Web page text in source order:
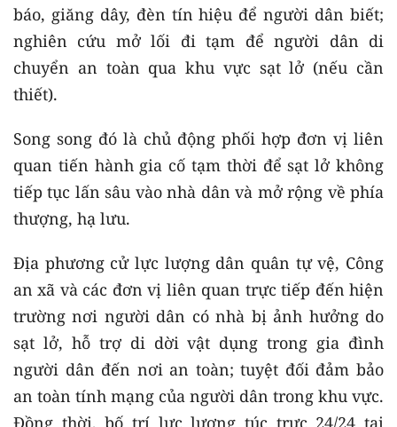
báo, giăng dây, đèn tín hiệu để người dân biết;
nghiên cứu mở lối đi tạm để người dân di
chuyển an toàn qua khu vực sạt lở (nếu cần
thiết).
Song song đó là chủ động phối hợp đơn vị liên
quan tiến hành gia cố tạm thời để sạt lở không
tiếp tục lấn sâu vào nhà dân và mở rộng về phía
thượng, hạ lưu.
Địa phương cử lực lượng dân quân tự vệ, Công
an xã và các đơn vị liên quan trực tiếp đến hiện
trường nơi người dân có nhà bị ảnh hưởng do
sạt lở, hỗ trợ di dời vật dụng trong gia đình
người dân đến nơi an toàn; tuyệt đối đảm bảo
an toàn tính mạng của người dân trong khu vực.